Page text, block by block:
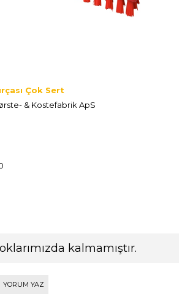
Çok Sert
& Kostefabrik ApS
kalmamıştır.
YORUM YAZ